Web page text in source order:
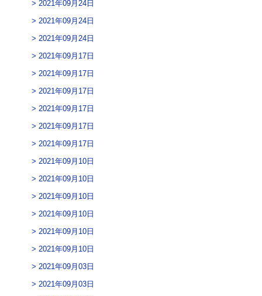
2021年09月24日
2021年09月24日
2021年09月24日
2021年09月17日
2021年09月17日
2021年09月17日
2021年09月17日
2021年09月17日
2021年09月17日
2021年09月10日
2021年09月10日
2021年09月10日
2021年09月10日
2021年09月10日
2021年09月10日
2021年09月03日
2021年09月03日